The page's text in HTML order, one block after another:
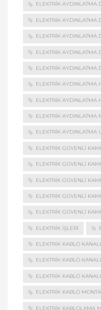
ELEKTRIK AYDINLATMA
ELEKTRIK AYDINLATMA
ELEKTRIK AYDINLATMA
ELEKTRIK AYDINLATMA
ELEKTRIK AYDINLATMA
ELEKTRIK AYDINLATMA
ELEKTRIK AYDINLATMA
ELEKTRIK AYDINLATMA
ELEKTRIK AYDINLATMA
ELEKTRIK GÜVENLI
ELEKTRIK GÜVENLI
ELEKTRIK GÜVENLI
ELEKTRIK GÜVENLI
ELEKTRIK GÜVENLI
ELEKTRIK İŞLERI
ELEKTRIK KABLO
ELEKTRIK KABLO
ELEKTRIK KABLO
ELEKTRIK KABLO
ELEKTRIK KABLOLAMA